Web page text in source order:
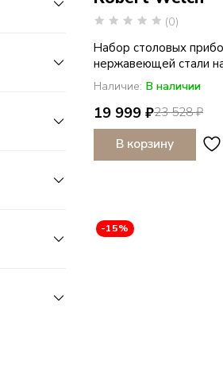
(0)
Набор столовых
нержавеющей стали
Наличие: В наличии
23 528 ₽
19 999 ₽
В корзину
-15%